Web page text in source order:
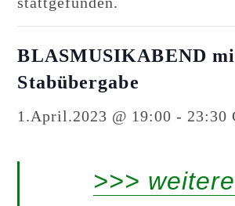
BLASMUSIKABEND
Stabübergabe
1.April.2023 @ 19:00 - 23:30
>>>